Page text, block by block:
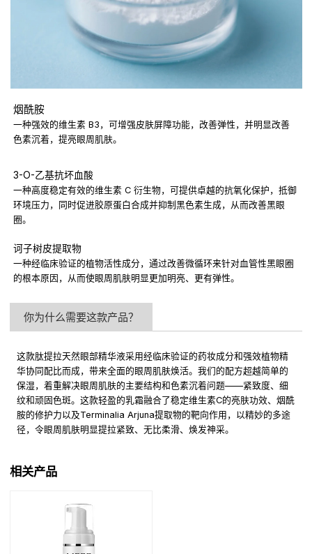
烟酰胺
一种强效的维生素 B3，可增强皮肤屏障功能，改善弹性，并明显改善
色素沉着，提亮眼周肌肤。
3-O-乙基抗坏血酸
一种高度稳定有效的维生素 C 衍生物，可提供卓越的抗氧化保护，抵御
环境压力，同时促进胶原蛋白合成并抑制黑色素生成，从而改善黑眼
圈。
诃子树皮提取物
一种经临床验证的植物活性成分，通过改善微循环来针对血管性黑眼圈
的根本原因，从而使眼周肌肤明显更加明亮、更有弹性。
你为什么需要这款产品？
这款肽提拉天然眼部精华液采用经临床验证的药妆成分和强效植物精
华协同配比而成，带来全面的眼周肌肤焕活。我们的配方超越简单的
保湿，着重解决眼周肌肤的主要结构和色素沉着问题——紧致度、细
纹和顽固色斑。这款轻盈的乳霜融合了稳定维生素C的亮肤功效、烟酰
胺的修护力以及Terminalia Arjuna提取物的靶向作用，以精妙的多途
径，令眼周肌肤明显提拉紧致、无比柔滑、焕发神采。
相关产品